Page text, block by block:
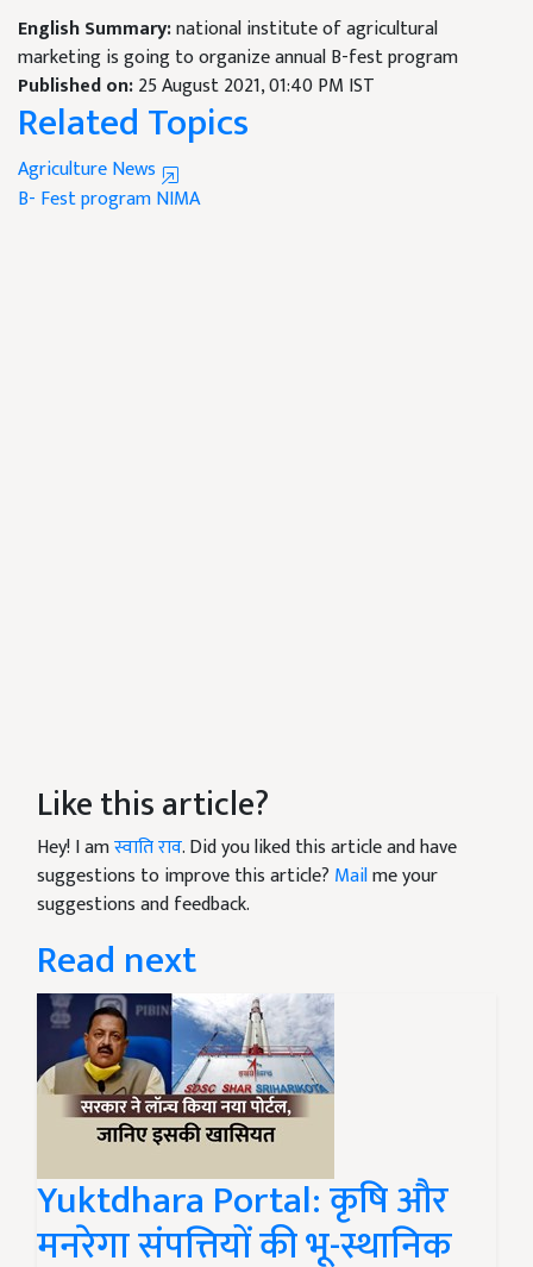
English Summary:national institute of agricultural
marketing is going to organize annual B-fest program
Published on:25 August 2021, 01:40 PM IST
Related Topics
Agriculture News
B- Fest programNIMA
Like this article?
Hey! I amस्वाति राव. Did you liked this article and have
suggestions to improve this article? Mailme your
suggestions and feedback.
Read next
Yuktdhara Portal: कृषि और
मनरेगा संपत्तियों की भू-स्थानिक